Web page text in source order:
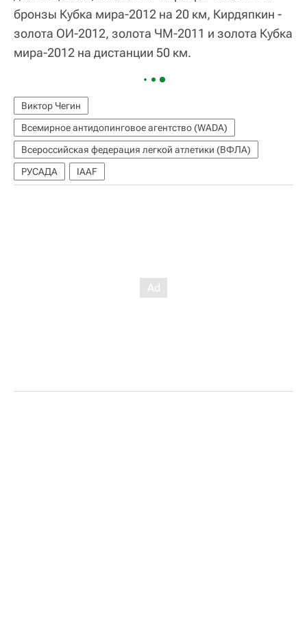
бронзы Кубка мира-2012 на 20 км, Кирдяпкин -
золота ОИ-2012, золота ЧМ-2011 и золота Кубка
мира-2012 на дистанции 50 км.
Виктор Чегин
Всемирное антидопинговое агентство (WADA)
Всероссийская федерация легкой атлетики (ВФЛА)
РУСАДА
IAAF